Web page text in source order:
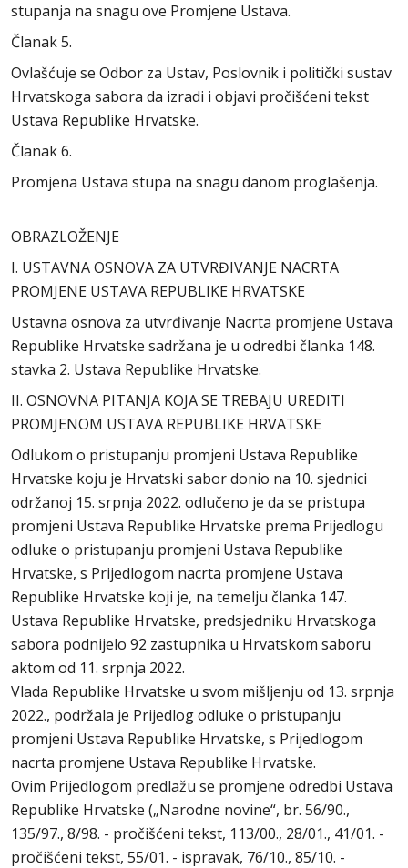
stupanja na snagu ove Promjene Ustava.
Članak 5.
Ovlašćuje se Odbor za Ustav, Poslovnik i politički sustav
Hrvatskoga sabora da izradi i objavi pročišćeni tekst
Ustava Republike Hrvatske.
Članak 6.
Promjena Ustava stupa na snagu danom proglašenja.
OBRAZLOŽENJE
I. USTAVNA OSNOVA ZA UTVRĐIVANJE NACRTA
PROMJENE USTAVA REPUBLIKE HRVATSKE
Ustavna osnova za utvrđivanje Nacrta promjene Ustava
Republike Hrvatske sadržana je u odredbi članka 148.
stavka 2. Ustava Republike Hrvatske.
II. OSNOVNA PITANJA KOJA SE TREBAJU UREDITI
PROMJENOM USTAVA REPUBLIKE HRVATSKE
Odlukom o pristupanju promjeni Ustava Republike
Hrvatske koju je Hrvatski sabor donio na 10. sjednici
održanoj 15. srpnja 2022. odlučeno je da se pristupa
promjeni Ustava Republike Hrvatske prema Prijedlogu
odluke o pristupanju promjeni Ustava Republike
Hrvatske, s Prijedlogom nacrta promjene Ustava
Republike Hrvatske koji je, na temelju članka 147.
Ustava Republike Hrvatske, predsjedniku Hrvatskoga
sabora podnijelo 92 zastupnika u Hrvatskom saboru
aktom od 11. srpnja 2022.
Vlada Republike Hrvatske u svom mišljenju od 13. srpnja
2022., podržala je Prijedlog odluke o pristupanju
promjeni Ustava Republike Hrvatske, s Prijedlogom
nacrta promjene Ustava Republike Hrvatske.
Ovim Prijedlogom predlažu se promjene odredbi Ustava
Republike Hrvatske („Narodne novine“, br. 56/90.,
135/97., 8/98. - pročišćeni tekst, 113/00., 28/01., 41/01. -
pročišćeni tekst, 55/01. - ispravak, 76/10., 85/10. -